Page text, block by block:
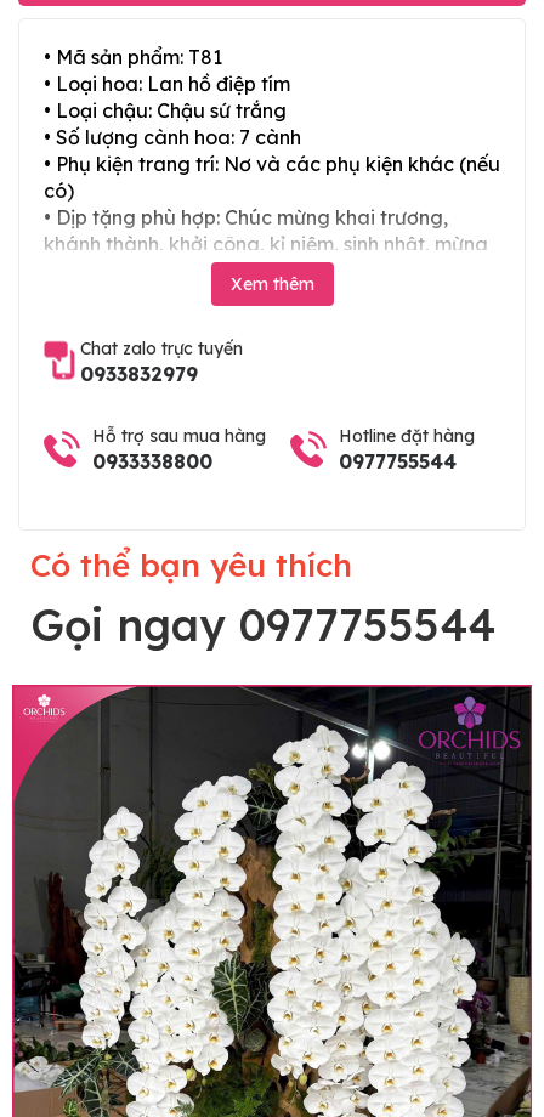
• Mã sản phẩm: T81
• Loại hoa: Lan hồ điệp tím
• Loại chậu: Chậu sứ trắng
• Số lượng cành hoa: 7 cành
• Phụ kiện trang trí: Nơ và các phụ kiện khác (nếu
có)
• Dịp tặng phù hợp: Chúc mừng khai trương,
khánh thành, khởi công, kỉ niệm, sinh nhật, mừng
thọ, mừng cưới, tân gia và các ngày lễ tết trong
Lưu ý trước khi đặt hàng
• Về cây hoa: Một chậu hoa lan hồ điệp đẹp và
hoàn chỉnh sẽ được phối ghép từ nhiều cây hoa
và tạo dáng hoàn toàn thủ công nên có thể sẽ
khác nhau đôi chút giữa sản phẩm thực tế và
trên hình. Cây hoa lan còn phụ thuộc theo mùa
Xem thêm
Chat zalo trực tuyến
0933832979
Hỗ trợ sau mua hàng
0933338800
Hotline đặt hàng
0977755544
Có thể bạn yêu thích
Gọi ngay 0977755544